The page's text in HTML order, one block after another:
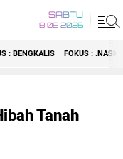
SABTU
8 08 2026
: BENGKALIS FOKUS :
Tanah